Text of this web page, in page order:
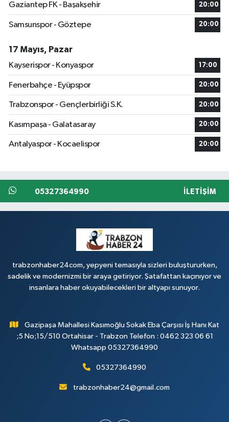
Gaziantep FK - Başakşehir 20:00
Samsunspor - Göztepe 20:00
17 Mayıs, Pazar
Kayserispor - Konyaspor
17:00
Fenerbahçe - Eyüpspor 20:00
Trabzonspor - Gençlerbirliği S.K. 20:00
Kasımpaşa - Galatasaray 20:00
Antalyaspor - Kocaelispor 20:00
05327364990 İLETIŞIM
trabzonhaber24com, yepyeni temasıyla sizleri buluştururken,
sadelik ve modernizmi bir araya getiriyor. Şatafattan kaçınıyor ve
insanlara haber okuyabilecekleri bir altyapı sunuyor.
Gazipaşa Mahallesi Kasımoğlu Sokak Eba Çarşısı İş Hanı Kat
;5 No;15/510 Ortahisar - Trabzon Telefon : 0462 323 06 61
Whatsapp 05327364990
05327364990
trabzonhaber24@gmail.com